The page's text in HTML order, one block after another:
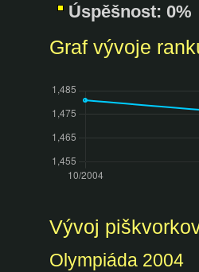
Úspěšnost: 0%
Graf vývoje
Vývoj
Olympiáda 2004